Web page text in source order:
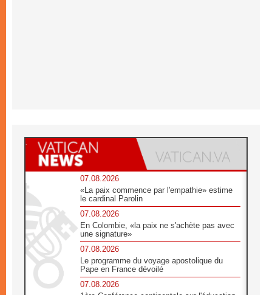
07.08.2026
«La paix commence par l'empathie» estime
le cardinal Parolin
07.08.2026
En Colombie, «la paix ne s'achète pas avec
une signature»
07.08.2026
Le programme du voyage apostolique du
Pape en France dévoilé
07.08.2026